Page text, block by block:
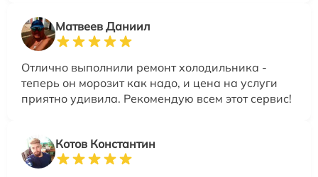
Матвеев Даниил
Отлично выполнили ремонт холодильника -
теперь он морозит как надо, и цена на услуги
приятно удивила. Рекомендую всем этот сервис!
Котов Константин